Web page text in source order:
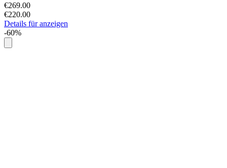
€269.00
€220.00
Details für anzeigen
-60%